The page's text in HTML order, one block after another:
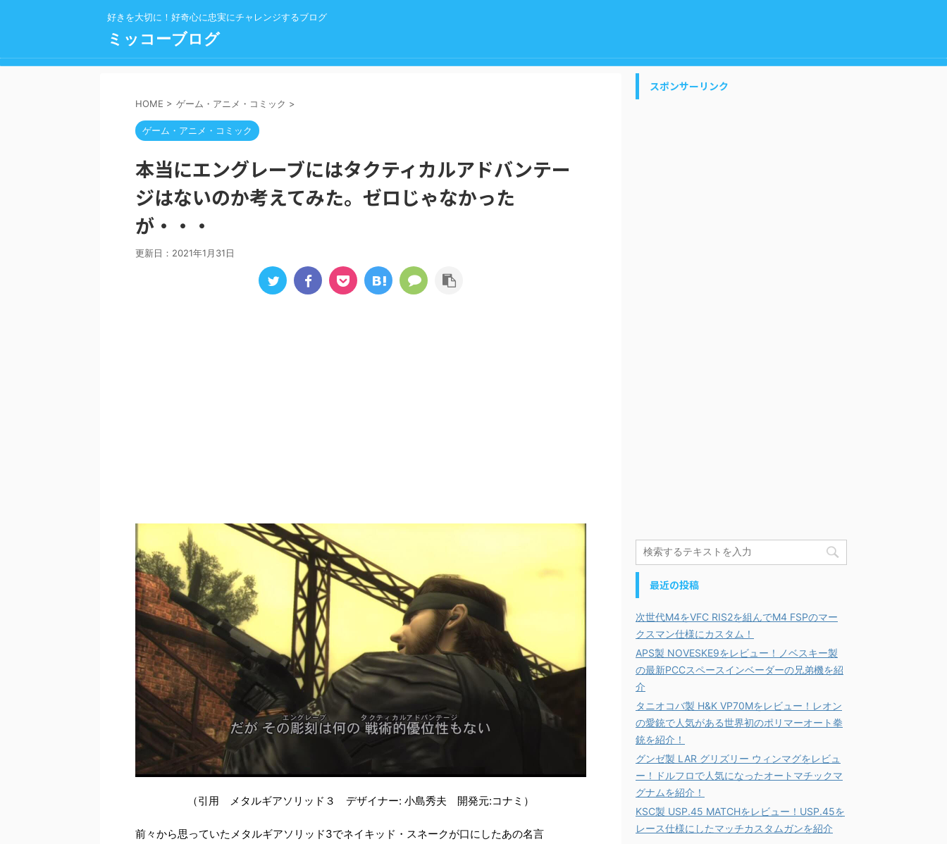
好きを大切に！好奇心に忠実にチャレンジするブログ
ミッコーブログ
HOME > ゲーム・アニメ・コミック >
ゲーム・アニメ・コミック
本当にエングレーブにはタクティカルアドバンテー
ジはないのか考えてみた。ゼロじゃなかった
が・・・
更新日： 2021年1月31日
（引用 メタルギアソリッド３ デザイナー: 小島秀夫 開発元:コナミ）
前々から思っていたメタルギアソリッド3でネイキッド・スネークが口にしたあの名言
スポンサーリンク
最近の投稿
次世代M4をVFC RIS2を組んでM4 FSPのマー
クスマン仕様にカスタム！
APS製 NOVESKE9をレビュー！ノベスキー製
の最新PCCスペースインベーダーの兄弟機を紹
介
タニオコバ製 H&K VP70Mをレビュー！レオン
の愛銃で人気がある世界初のポリマーオート拳
銃を紹介！
グンゼ製 LAR グリズリー ウィンマグをレビュ
ー！ドルフロで人気になったオートマチックマ
グナムを紹介！
KSC製 USP.45 MATCHをレビュー！USP.45を
レース仕様にしたマッチカスタムガンを紹介